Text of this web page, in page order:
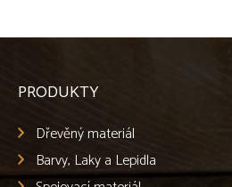
PRODUKTY
Dřevěný materiál
Barvy, Laky a Lepidla